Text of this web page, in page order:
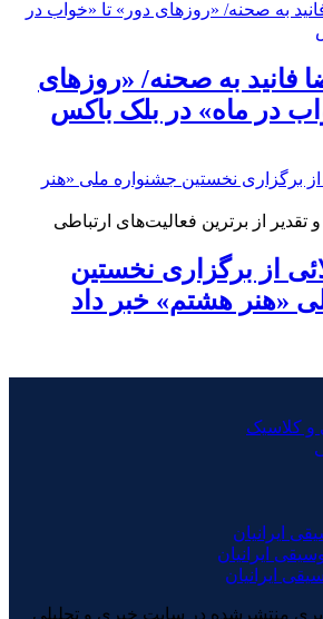
فانید به صحنه/ «روزهای
در ماه» در بلک باکس
از برترین فعالیت‌های ارتباطی
از برگزاری نخستین
«هنر هشتم» خبر داد
و کلاسیک
ایرانیان
ایرانیان
ایرانیان
منتشرشده در سایت خبری و تحلیلی